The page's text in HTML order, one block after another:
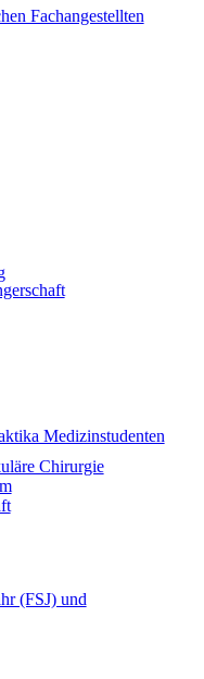
Medizinstudenten
(FSJ) und
Fachangestellten
Chirurgie